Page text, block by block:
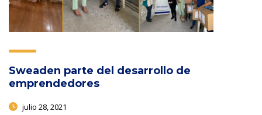
Sweaden parte del desarrollo de
emprendedores
julio 28, 2021